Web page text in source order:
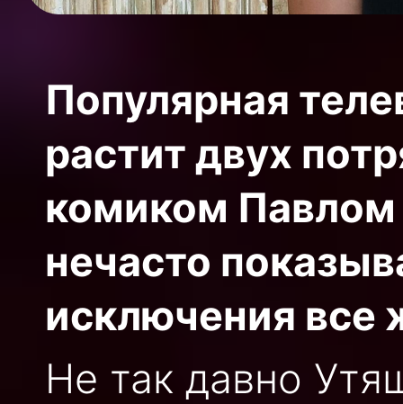
Популярная
растит двух
комиком Павлом
нечасто
исключения все
Не так давно